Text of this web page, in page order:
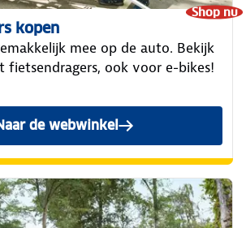
Shop nu
kopen
mee op de auto. Bekijk
fietsendragers, ook voor e-bikes!
de webwinkel